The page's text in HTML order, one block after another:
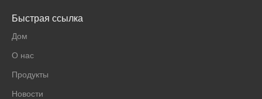
Быстрая ссылка
Дом
О нас
Продукты
Новости